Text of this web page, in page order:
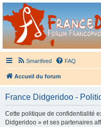
France Didgeridoo
Didgeridoo et Guimbarde sur France
Smartfeed FAQ
Accueil du forum
France Didgeridoo -
Cette politique de confidentialité
Didgeridoo » et ses partenaires